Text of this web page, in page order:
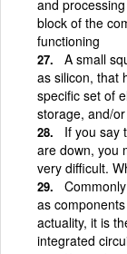
and
block of the
functioning
A small
as silicon, that
specific set of
storage, and/
If you say
are down, you
very difficult.
as
actuality, it is
integrated